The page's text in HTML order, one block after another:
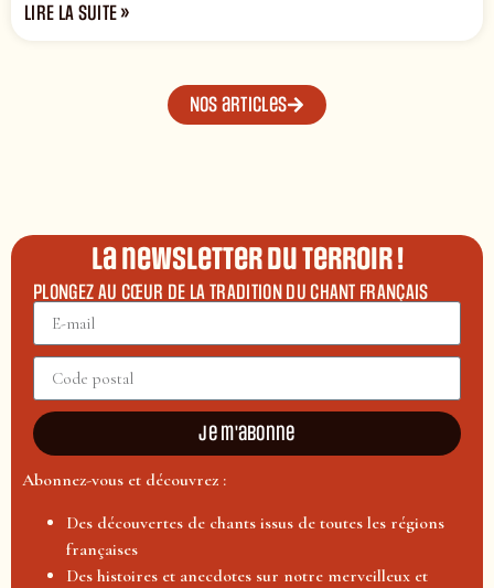
LIRE LA SUITE »
Nos articles
La newsletter du terroir !
PLONGEZ AU CŒUR DE LA TRADITION DU CHANT FRANÇAIS
Je m'abonne
Abonnez-vous et découvrez :
Des découvertes de chants issus de toutes les régions
françaises
Des histoires et anecdotes sur notre merveilleux et